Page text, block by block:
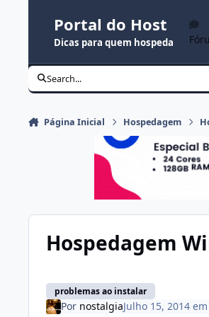
Portal do Host
Dicas para quem hospeda
Search...
Página Inicial Hospedagem
Hospedagem
problemas ao instalar
Por nostalgiaJulho 15, 2014